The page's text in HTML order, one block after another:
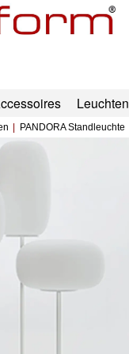
Leuchten
PANDORA Standleuchte